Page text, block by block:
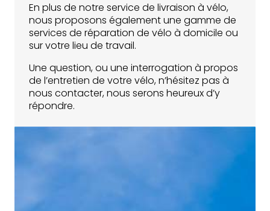
En plus de notre service de livraison à vélo,
nous proposons également une gamme de
services de réparation de vélo à domicile ou
sur votre lieu de travail.
Une question, ou une interrogation à propos
de l’entretien de votre vélo, n’hésitez pas à
nous contacter, nous serons heureux d’y
répondre.